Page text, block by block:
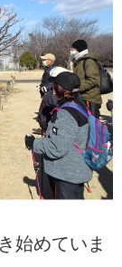
始めていま